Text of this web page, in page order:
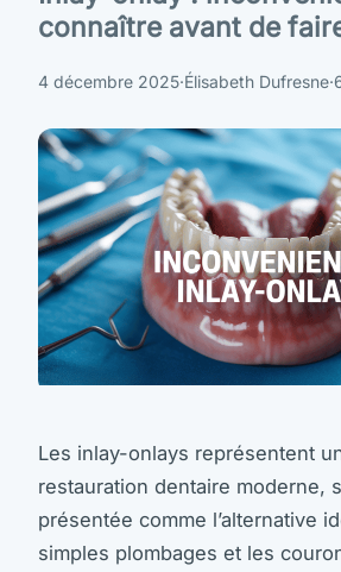
connaître avant de
4 décembre 2025·Élisabeth Dufresne·
Les inlay-onlays représentent
restauration dentaire moderne,
présentée comme l’alternative
simples plombages et les